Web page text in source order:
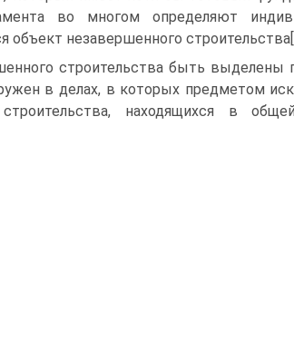
во многом определяют
объект незавершенного
строительства быть выделены
в делах, в которых предметом
находящихся в